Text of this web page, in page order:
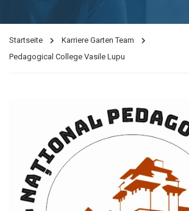
Startseite
Karriere Garten Team
Pedagogical College Vasile Lupu